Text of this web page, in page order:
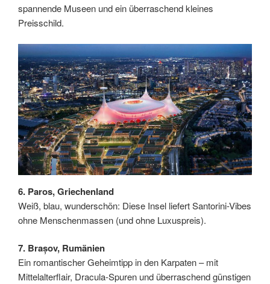
spannende Museen und ein überraschend kleines
Preisschild.
6. Paros, Griechenland
Weiß, blau, wunderschön: Diese Insel liefert Santorini-Vibes
ohne Menschenmassen (und ohne Luxuspreis).
7. Brașov, Rumänien
Ein romantischer Geheimtipp in den Karpaten – mit
Mittelalterflair, Dracula-Spuren und überraschend günstigen